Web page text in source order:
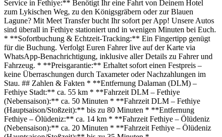
Service in Fethiye:** Benötigt Ihr eine Fahrt von Deinem Hotel
zum Lykischen Weg, zu den Königsgräbern oder zur Blauen
Lagune? Mit Meet Transfer bucht Ihr sofort per App! Unsere Autos
sind überall in Fethiye stationiert und in wenigen Minuten bei Euch.
* **Sofortbuchung & Echtzeit-Tracking:** Ein Fingertipp genügt
für die Buchung. Verfolgt Euren Fahrer live auf der Karte via
WhatsApp-Benachrichtigung, inklusive aller Details zu Fahrer und
Fahrzeug. * **Preisgarantie:** Erhaltet sofort einen Festpreis –
keine Überraschungen durch Taxameter oder Nachzahlungen im
Stau. ## Zahlen & Fakten * **Entfernung Dalaman (DLM) –
Fethiye Stadt:** ca. 55 km * **Fahrzeit DLM – Fethiye
(Nebensaison):** ca. 50 Minuten * **Fahrzeit DLM – Fethiye
(Hauptsaison/Stoßzeit):** bis zu 80 Minuten * **Entfernung
Fethiye – Ölüdeniz:** ca. 14 km * **Fahrzeit Fethiye – Ölüdeniz
(Nebensaison):** ca. 20 Minuten * **Fahrzeit Fethiye – Ölüdeniz